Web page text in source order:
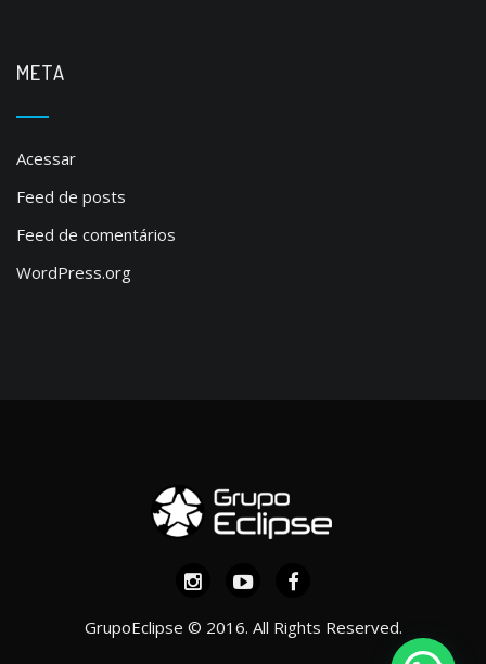
META
Acessar
Feed de posts
Feed de comentários
WordPress.org
GrupoEclipse © 2016. All Rights Reserved.